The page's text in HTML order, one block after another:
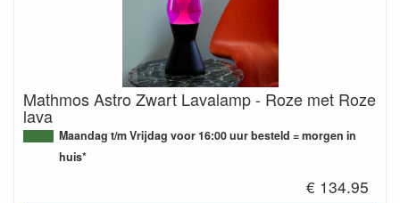
Mathmos Astro Zwart Lavalamp - Roze met Roze
lava
Maandag t/m Vrijdag voor 16:00 uur besteld = morgen in
huis*
€ 134.95